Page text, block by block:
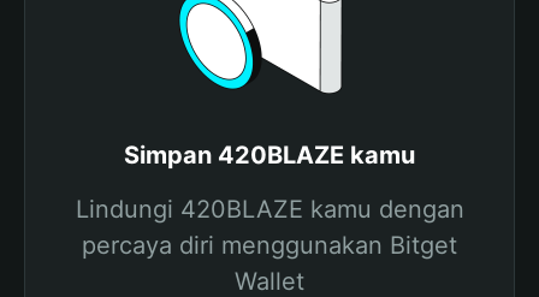
Simpan 420BLAZE kamu
Lindungi 420BLAZE kamu dengan
percaya diri menggunakan Bitget
Wallet